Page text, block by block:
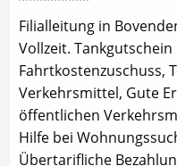
Filialleitung in
Vollzeit. Tankgutschein
Fahrtkostenzuschuss,
Verkehrsmittel, Gute
öffentlichen
Hilfe bei
Übertarifliche